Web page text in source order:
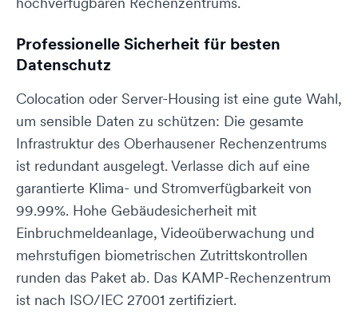
+49 511 899 555 0
Schön, dass ich dir
helfen konnte.
Tut mir leid, du erreichst
+49 511 899 555 0oder
hello@dogado.partners
+49 511 899 555 0oder
hello@dogado.partners
Schön, dass ich dir
helfen konnte.
Tut mir leid, du erreichst
uns unter:
+49 511 899 555 0 oder
hello@dogado.partners
Schön, dass ich dir
helfen konnte.
Tut mir leid, du erreichst
uns unter:
+49 511 899 555 0oder
hello@dogado.partners
helfen konnte.
uns unter:
+49 511 899 555 0oder
hello@dogado.partners
Professionelle Sicherheit für besten
Datenschutz
Colocation oder Server-Housing ist eine gute Wahl,
um sensible Daten zu schützen: Die gesamte
Infrastruktur des Oberhausener Rechenzentrums
ist redundant ausgelegt. Verlasse dich auf eine
garantierte Klima- und Stromverfügbarkeit von
99.99%. Hohe Gebäudesicherheit mit
Einbruchmeldeanlage, Videoüberwachung und
mehrstufigen biometrischen Zutrittskontrollen
runden das Paket ab. Das KAMP-Rechenzentrum
ist nach ISO/IEC 27001 zertifiziert.